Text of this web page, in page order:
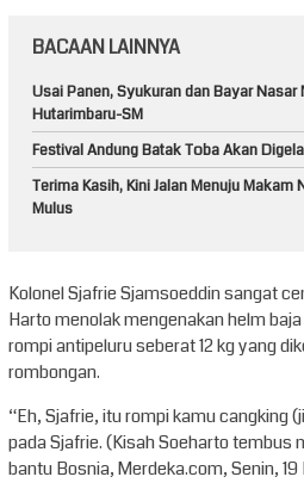
BACAAN LAINNYA
Usai Panen, Syukuran dan Bayar
Hutarimbaru-SM
Festival Andung Batak Toba Akan
Terima Kasih, Kini Jalan Menuju Makam
Mulus
Kolonel Sjafrie Sjamsoeddin sangat
Harto menolak mengenakan helm
rompi antipeluru seberat 12 kg yang
rombongan.
“Eh, Sjafrie, itu rompi kamu cangking
pada Sjafrie. (Kisah Soeharto tembus
bantu Bosnia, Merdeka.com, Senin,